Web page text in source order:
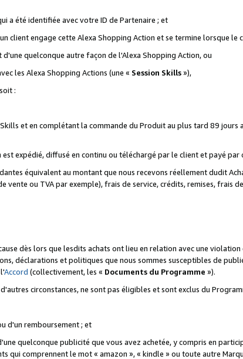
a été identifiée avec votre ID de Partenaire ; et
client engage cette Alexa Shopping Action et se termine lorsque le
quelconque autre façon de l'Alexa Shopping Action, ou
les Alexa Shopping Actions (une « Session Skills»),
:
et en complétant la commande du Produit au plus tard 89 jours
expédié, diffusé en continu ou téléchargé par le client et payé par
équivalent au montant que nous recevons réellement dudit
ou TVA par exemple), frais de service, crédits, remises, frais
dès lors que lesdits achats ont lieu en relation avec une
déclarations et politiques que nous sommes susceptibles de
Accord (collectivement, les « Documents du Programme »).
circonstances, ne sont pas éligibles et sont exclus du
d'un remboursement ; et
quelconque publicité que vous avez achetée, y compris en
qui comprennent le mot « amazon », « kindle » ou toute autre